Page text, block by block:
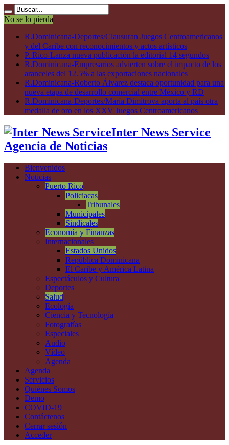
No se lo pierda
R.Dominicana-Deportes/Clausuran Juegos Centroamericanos
y del Caribe con reconocimientos y actos artísticos
P. Rico-Lanza nueva publicación la editorial 14 segundos
R.Dominicana-Empresarios advierten sobre el impacto de los
aranceles del 12.5% a las exportaciones nacionales
R.Dominicana-Roberto Álvarez destaca oportunidad para una
nueva etapa de desarrollo comercial entre México y RD
R.Dominicana-Deportes/María Dimitrova aporta al país otra
medalla de oro en los XXV Juegos Centroamericanos
Inter News Service
Agencia de Noticias
Bienvenidos
Noticias
Puerto Rico
Policiacas
Tribunales
Municipales
Sindicales
Economía y Finanzas
Internacionales
Estados Unidos
República Dominicana
El Caribe y América Latina
Espectáculos y Cultura
Deportes
Salud
Ecología
Ciencia y Tecnología
Fotografías
Especiales
Audio
Vídeo
Agenda
Agenda
Servicios
Quiénes Somos
Demo
COVID-19
Contáctenos
Cerrar sesión
Acceder